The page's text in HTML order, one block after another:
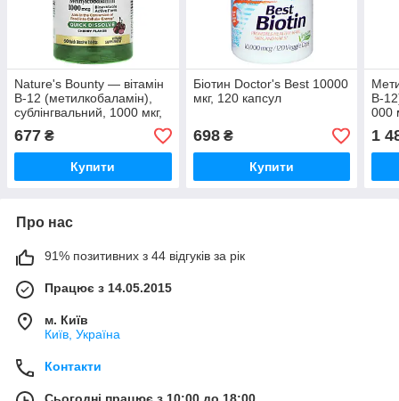
Nature's Bounty — вітамін
B-12 (метилкобаламін),
сублінгвальний, 1000 мкг,
60 таблеток
677 ₴
Купити
Біотин Doctor's Best 10000
мкг, 120 капсул
698₴
Купити
B-
000
30
1
Про нас
91% позитивних з 44 відгуків за рік
Працює з 14.05.2015
м. Київ
Київ, Україна
Контакти